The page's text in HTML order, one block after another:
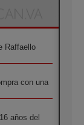
Raffaello
con una
años del